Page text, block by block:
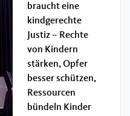
braucht eine
kindgerechte
Justiz – Rechte
von Kindern
stärken, Opfer
besser schützen,
Ressourcen
bündeln Kinder